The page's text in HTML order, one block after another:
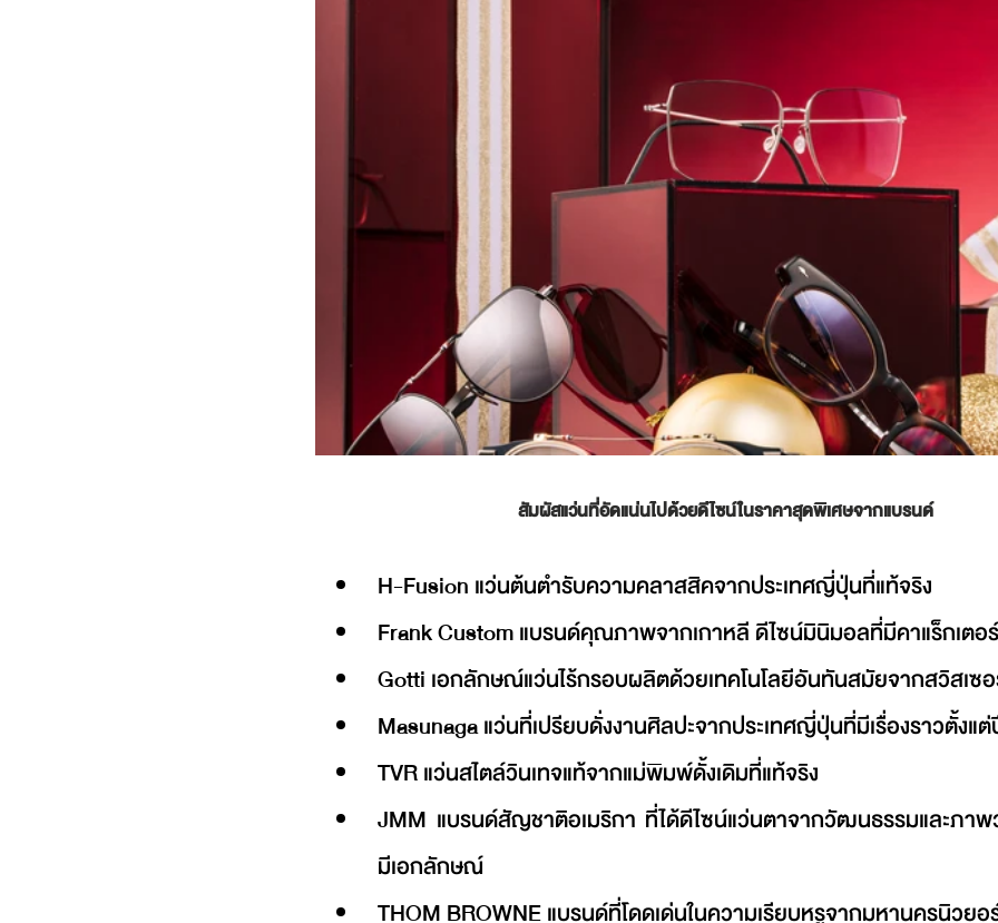
สัมผัสแว่นที่อัดแน่นไปด้วยดีไซน์ในราคาสุดพิเศษจากแบรนด์
H-Fusion แว่นต้นตำรับความคลาสสิคจากประเทศญี่ปุ่นที่แท้จริง
Frank Custom แบรนด์คุณภาพจากเกาหลี ดีไซน์มินิมอลที่มีคาแร็กเตอ
Gotti เอกลักษณ์แว่นไร้กรอบผลิตด้วยเทคโนโลยีอันทันสมัยจากสวิสเซ
Masunaga แว่นที่เปรียบดั่งงานศิลปะจากประเทศญี่ปุ่นที่มีเรื่องราวตั้งแ
TVR แว่นสไตล์วินเทจแท้จากแม่พิมพ์ดั้งเดิมที่แท้จริง
JMM แบรนด์สัญชาติอเมริกา ที่ได้ดีไซน์แว่นตาจากวัฒนธรรมและภา
มีเอกลักษณ์
THOM BROWNE แบรนด์ที่โดดเด่นในความเรียบหรูจากมหานครนิวยอ